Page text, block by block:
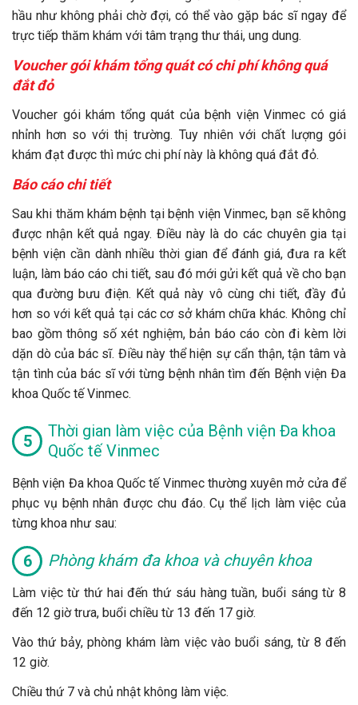
hầu như không phải chờ đợi, có thể vào gặp bác sĩ ngay để
trực tiếp thăm khám với tâm trạng thư thái, ung dung.
Voucher gói khám tổng quát có chi phí không quá
đắt đỏ
Voucher gói khám tổng quát của bệnh viện Vinmec có giá
nhỉnh hơn so với thị trường. Tuy nhiên với chất lượng gói
khám đạt được thì mức chi phí này là không quá đắt đỏ.
Báo cáo chi tiết
Sau khi thăm khám bệnh tại bệnh viện Vinmec, bạn sẽ không
được nhận kết quả ngay. Điều này là do các chuyên gia tại
bệnh viện cần dành nhiều thời gian để đánh giá, đưa ra kết
luận, làm báo cáo chi tiết, sau đó mới gửi kết quả về cho bạn
qua đường bưu điện. Kết quả này vô cùng chi tiết, đầy đủ
hơn so với kết quả tại các cơ sở khám chữa khác. Không chỉ
bao gồm thông số xét nghiệm, bản báo cáo còn đi kèm lời
dặn dò của bác sĩ. Điều này thể hiện sự cẩn thận, tận tâm và
tận tình của bác sĩ với từng bệnh nhân tìm đến Bệnh viện Đa
khoa Quốc tế Vinmec.
Thời gian làm việc của Bệnh viện Đa khoa
Quốc tế Vinmec
Bệnh viện Đa khoa Quốc tế Vinmec thường xuyên mở cửa để
phục vụ bệnh nhân được chu đáo. Cụ thể lịch làm việc của
từng khoa như sau:
Phòng khám đa khoa và chuyên khoa
Làm việc từ thứ hai đến thứ sáu hàng tuần, buổi sáng từ 8
đến 12 giờ trưa, buổi chiều từ 13 đến 17 giờ.
Vào thứ bảy, phòng khám làm việc vào buổi sáng, từ 8 đến
12 giờ.
Chiều thứ 7 và chủ nhật không làm việc.